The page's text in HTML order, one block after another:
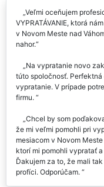
Veľmi oceňujem
VYPRATÁVANIE, ktorá
v Novom Meste nad
nahor.
Na vypratanie novo
túto spoločnosť.
vypratanie. V prípade
firmu.
Chcel by som
že mi veľmi pomohli pri
mesiacom v Novom
ktorí mi pomohli vypratať
Ďakujem za to, že mali
profíci. Odporúčam.